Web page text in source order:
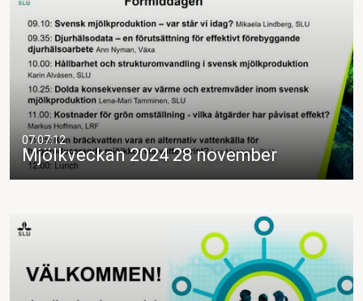
07:07:12
Mjölkveckan 2024 28 november